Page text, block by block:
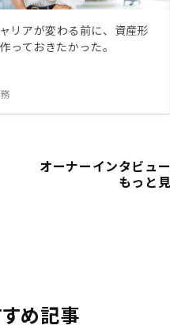
リアが変わる前に、資産形
っておきたかった。
オーナーインタビュ
もっと
め記事